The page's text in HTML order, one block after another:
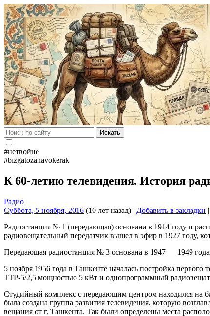
Искать
#нетвойне
#bizgatozahavokerak
К 60-летию телевидения. История
Радио
Суббота, 5 ноября, 2016 (10 лет назад) | Добавить в закладки |
Радиостанция № 1 (передающая) основана в 1914 году и
радиовещательный передатчик вышел в эфир в 1927 году,
Передающая радиостанция № 3 основана в 1947 — 1949
5 ноября 1956 года в Ташкенте началась постройка
ТТР-5/2,5 мощностью 5 кВт и однопрограммный
Студийный комплекс с передающим центром находился
была создана группа развития телевидения, которую
вещания от г. Ташкента. Так были определены места